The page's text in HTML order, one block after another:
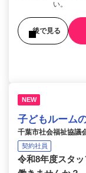
い。
後で見る
NEW
子どもルーム
千葉市社会福祉協
契約社員
令和8年度スタ